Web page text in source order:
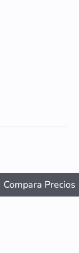
Compara Precios